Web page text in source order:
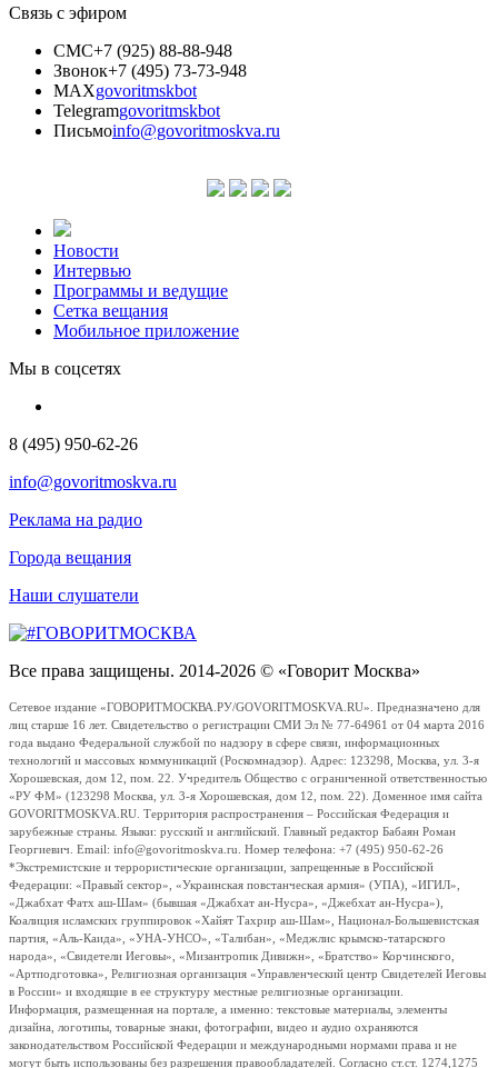
Связь с эфиром
СМС+7 (925) 88-88-948
Звонок+7 (495) 73-73-948
MAXgovoritmskbot
Telegramgovoritmskbot
Письмоinfo@govoritmoskva.ru
Новости
Интервью
Программы и ведущие
Сетка вещания
Мобильное приложение
Мы в соцсетях
8 (495) 950-62-26
info@govoritmoskva.ru
Реклама на радио
Города вещания
Наши слушатели
Все права защищены. 2014-2026 © «Говорит Москва»
Сетевое издание «ГОВОРИТМОСКВА.РУ/GOVORITMOSKVA.RU». Предназначено для
лиц старше 16 лет. Свидетельство о регистрации СМИ Эл № 77-64961 от 04 марта 2016
года выдано Федеральной службой по надзору в сфере связи, информационных
технологий и массовых коммуникаций (Роскомнадзор). Адрес: 123298, Москва, ул. 3-я
Хорошевская, дом 12, пом. 22. Учредитель Общество с ограниченной ответственностью
«РУ ФМ» (123298 Москва, ул. 3-я Хорошевская, дом 12, пом. 22). Доменное имя сайта
GOVORITMOSKVA.RU. Территория распространения – Российская Федерация и
зарубежные страны. Языки: русский и английский. Главный редактор Бабаян Роман
Георгиевич. Email: info@govoritmoskva.ru. Номер телефона: +7 (495) 950-62-26
*Экстремистские и террористические организации, запрещенные в Российской
Федерации: «Правый сектор», «Украинская повстанческая армия» (УПА), «ИГИЛ»,
«Джабхат Фатх аш-Шам» (бывшая «Джабхат ан-Нусра», «Джебхат ан-Нусра»),
Коалиция исламских группировок «Хайят Тахрир аш-Шам», Национал-Большевистская
партия, «Аль-Каида», «УНА-УНСО», «Талибан», «Меджлис крымско-татарского
народа», «Свидетели Иеговы», «Мизантропик Дивижн», «Братство» Корчинского,
«Артподготовка», Религиозная организация «Управленческий центр Свидетелей Иеговы
в России» и входящие в ее структуру местные религиозные организации.
Информация, размещенная на портале, а именно: текстовые материалы, элементы
дизайна, логотипы, товарные знаки, фотографии, видео и аудио охраняются
законодательством Российской Федерации и международными нормами права и не
могут быть использованы без разрешения правообладателей. Согласно ст.ст. 1274,1275